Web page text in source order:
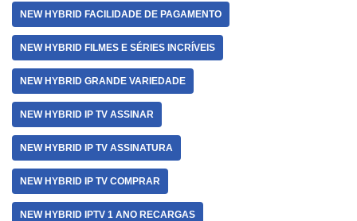
NEW HYBRID FACILIDADE DE PAGAMENTO
NEW HYBRID FILMES E SÉRIES INCRÍVEIS
NEW HYBRID GRANDE VARIEDADE
NEW HYBRID IP TV ASSINAR
NEW HYBRID IP TV ASSINATURA
NEW HYBRID IP TV COMPRAR
NEW HYBRID IPTV 1 ANO RECARGAS